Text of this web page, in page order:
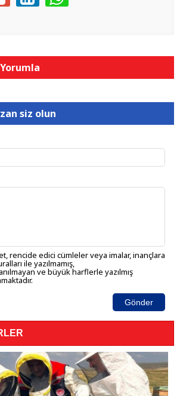
siz olun
rencide edici cümleler veya imalar, inançlara
ile yazılmamış,
ve büyük harflerle yazılmış
Gönder